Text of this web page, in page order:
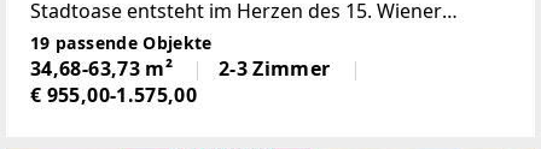
Stadtoase entsteht im Herzen des 15. Wiener
Gemeindebezirks ein modernes Wohnprojekt, das
nachhaltige Bauweise, innovative Energietechnik
und zeitgemäßen
19 passende Objekte
34,68-63,73 m²
2-3 Zimmer
€ 955,00-1.575,00